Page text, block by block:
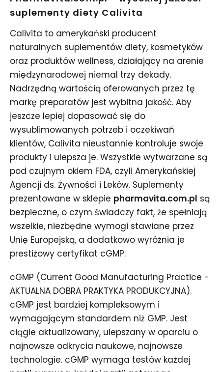
suplementy diety Calivita
Calivita to amerykański producent
naturalnych suplementów diety, kosmetyków
oraz produktów wellness, działający na arenie
międzynarodowej niemal trzy dekady.
Nadrzędną wartością oferowanych przez tę
markę preparatów jest wybitna jakość. Aby
jeszcze lepiej dopasować się do
wysublimowanych potrzeb i oczekiwań
klientów, Calivita nieustannie kontroluje swoje
produkty i ulepsza je. Wszystkie wytwarzane są
pod czujnym okiem FDA, czyli Amerykańskiej
Agencji ds. Żywności i Leków. Suplementy
prezentowane w sklepie pharmavita.com.pl są
bezpieczne, o czym świadczy fakt, że spełniają
wszelkie, niezbędne wymogi stawiane przez
Unię Europejską, a dodatkowo wyróżnia je
prestiżowy certyfikat cGMP.
cGMP (Current Good Manufacturing Practice -
AKTUALNA DOBRA PRAKTYKA PRODUKCYJNA).
cGMP jest bardziej kompleksowym i
wymagającym standardem niż GMP. Jest
ciągle aktualizowany, ulepszany w oparciu o
najnowsze odkrycia naukowe, najnowsze
technologie. cGMP wymaga testów każdej